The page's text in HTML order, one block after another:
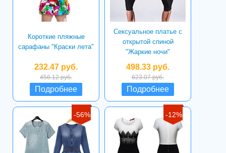
Короткие пляжные
сарафаны "Краски лета"
232.47 руб.
456.12 руб.
Подробнее
Сексуальное платье с
открытой спиной
"Жаркие ночи"
498.33 руб.
623.07 руб.
Подробнее
-56% -12%